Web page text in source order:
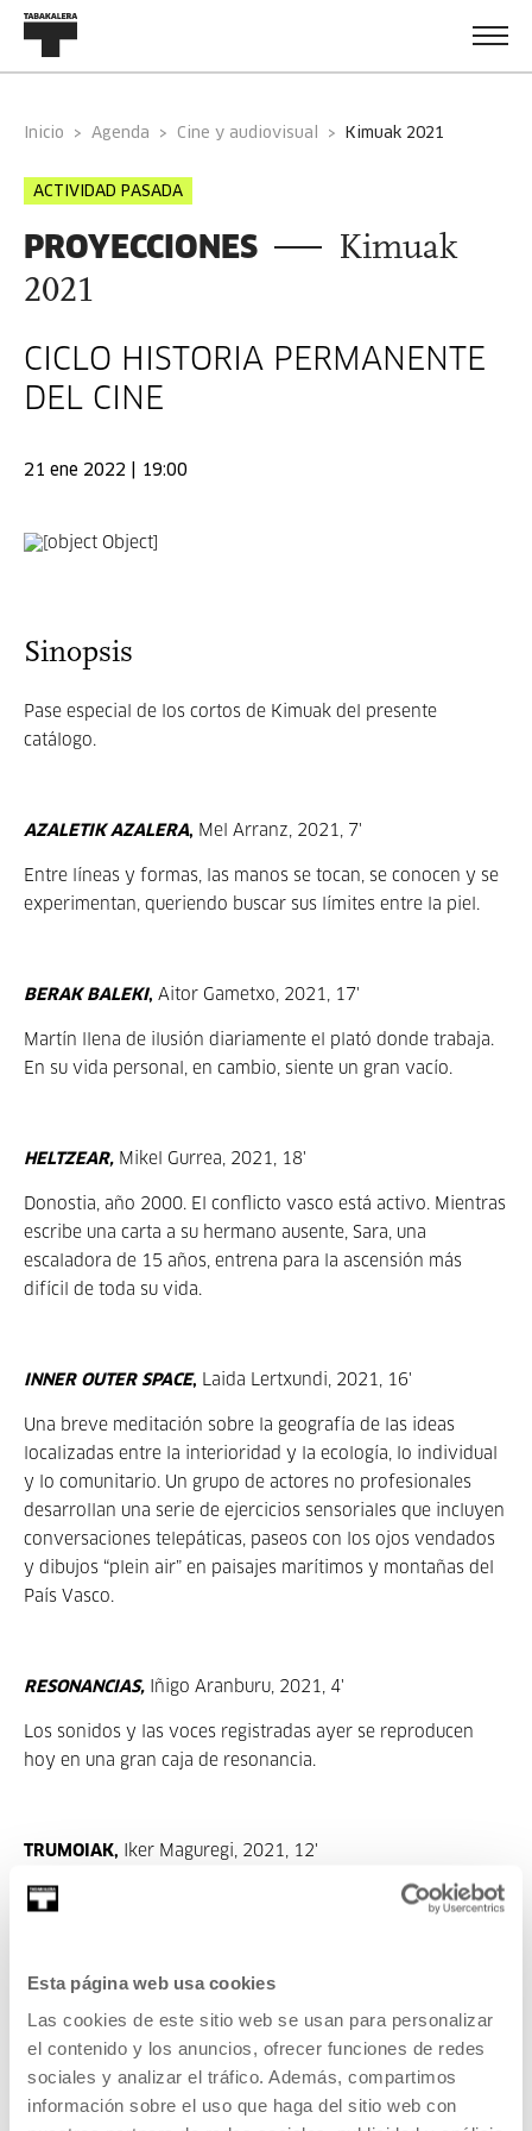
Esta página web usa cookies
Las cookies de este sitio web se usan para personalizar
el contenido y los anuncios, ofrecer funciones de redes
sociales y analizar el tráfico. Además, compartimos
información sobre el uso que haga del sitio web con
Inicio Agenda Cine y audiovisual kimuak 2021
ACTIVIDAD PASADA
PROYECCIONES
Kimuak
2021
CICLO HISTORIA PERMANENTE
DEL CINE
21 ene 2022 | 19:00
Sinopsis
Pase especial de los cortos de Kimuak del presente
catálogo.
AZALETIK AZALERA, Mel Arranz, 2021, 7'
Entre líneas y formas, las manos se tocan, se conocen y se
experimentan, queriendo buscar sus límites entre la piel.
BERAK BALEKI, Aitor Gametxo, 2021, 17'
Martín llena de ilusión diariamente el plató donde trabaja.
En su vida personal, en cambio, siente un gran vacío.
HELTZEAR, Mikel Gurrea, 2021, 18'
Donostia, año 2000. El conflicto vasco está activo. Mientras
escribe una carta a su hermano ausente, Sara, una
escaladora de 15 años, entrena para la ascensión más
difícil de toda su vida.
INNER OUTER SPACE, Laida Lertxundi, 2021, 16'
Una breve meditación sobre la geografía de las ideas
localizadas entre la interioridad y la ecología, lo individual
y lo comunitario. Un grupo de actores no profesionales
desarrollan una serie de ejercicios sensoriales que incluyen
conversaciones telepáticas, paseos con los ojos vendados
y dibujos “plein air” en paisajes marítimos y montañas del
País Vasco.
RESONANCIAS, Iñigo Aranburu, 2021, 4'
Los sonidos y las voces registradas ayer se reproducen
hoy en una gran caja de resonancia.
TRUMOIAK, Iker Maguregi, 2021, 12'
Dos hermanos juegan en la playa con petardos. Encuentran
base de su relación.
UR AZPIAN LORE, Aitor Oñederra, 2021, 14'
No se lo podía contar a nadie. Estaba sola.